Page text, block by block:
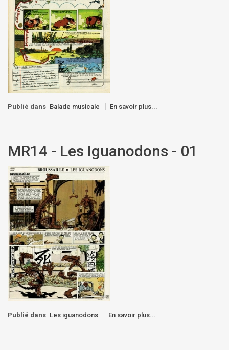
Publié dans Balade musicale En savoir plus...
MR14 - Les Iguanodons - 01
Publié dans Les iguanodons En savoir plus...